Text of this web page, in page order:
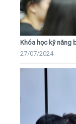
Khóa học kỹ năng
27/07/2024